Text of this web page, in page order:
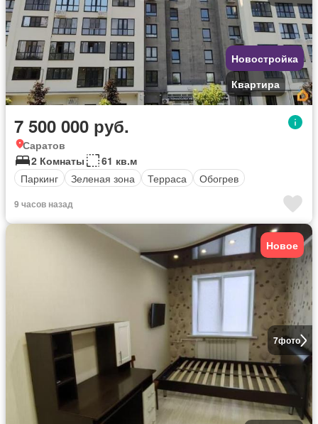
Новостройка
Квартира
7 500 000 руб.
Саратов
2 Комнаты
61 кв.м
Паркинг
Зеленая зона Терраса Обогрев
9 часов назад
7фото
Новое